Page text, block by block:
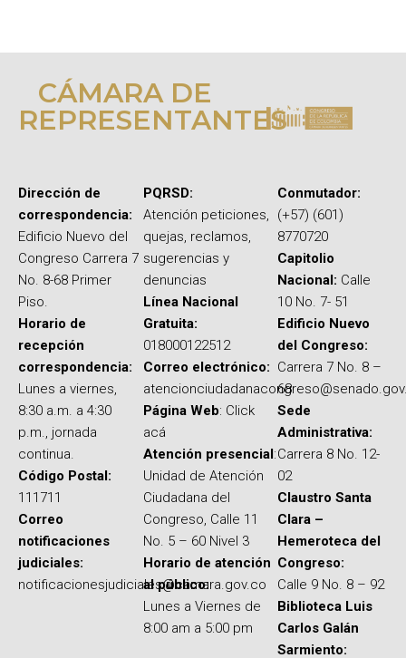
CÁMARA DE
REPRESENTANTES
Dirección de
correspondencia:
Edificio Nuevo del
Congreso Carrera 7
No. 8-68 Primer
Piso.
Horario de
recepción
correspondencia:
Lunes a viernes,
8:30 a.m. a 4:30
p.m., jornada
continua.
Código Postal:
111711
Correo
notificaciones
judiciales:
notificacionesjudiciales@camara.gov.co
PQRSD:
Atención peticiones,
quejas, reclamos,
sugerencias y
denuncias
Línea Nacional
Gratuita:
018000122512
Correo electrónico:
Página Web: Click
acá
Atención presencial:
Unidad de Atención
Ciudadana del
Congreso, Calle 11
No. 5 – 60 Nivel 3
Horario de atención
al público:
Lunes a Viernes de
8:00 am a 5:00 pm
Conmutador:
(+57) (601)
8770720
Capitolio
Nacional: Calle
10 No. 7- 51
Edificio Nuevo
del Congreso:
Carrera 7 No. 8 –
68
Sede
Administrativa:
Carrera 8 No. 12-
02
Claustro Santa
Clara –
Hemeroteca del
Congreso:
Calle 9 No. 8 – 92
Biblioteca Luis
Carlos Galán
Sarmiento: